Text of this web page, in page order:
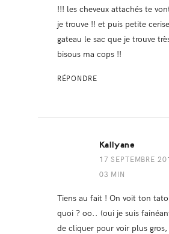
!!! les cheveux attachés te
je trouve !! et puis petite
gateau le sac que je trouve
bisous ma cops !!
RÉPONDRE
Kallyane
17 SEPTEMBRE
03 MIN
Tiens au fait ! On voit ton
quoi ? oo.. (oui je suis
de cliquer pour voir plus gros,